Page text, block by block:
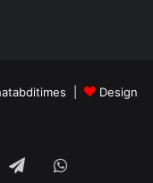
|
Design
TelegramWhatsApp